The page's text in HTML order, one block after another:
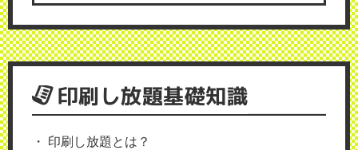
印刷し放題基礎知識
印刷し放題とは？